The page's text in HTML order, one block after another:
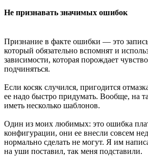
Не признавать значимых ошибок
Признание в факте ошибки — это запись
который обязательно вспомнят и
зависимости, которая порождает
подчиняться.
Если косяк случился, пригодится
ее надо быстро придумать. Вообще, на
иметь несколько шаблонов.
Один из моих любимых: это ошибка
конфигурации, они ее внесли совсем
нормально сделать не могут. Я им
на уши поставил, так меня подставили.